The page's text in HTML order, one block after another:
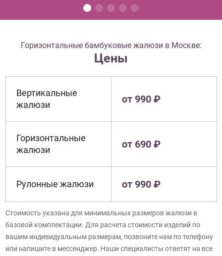
Горизонтальные бамбуковые жалюзи в Москве:
Цены
Вертикальные
жалюзи
от 990 ₽
Горизонтальные
жалюзи
от 690 ₽
Рулонные жалюзи от 990 ₽
Стоимость указана для минимальных размеров жалюзи в
базовой комплектации. Для расчета стоимости изделий по
вашим индивидуальным размерам, позвоните нам по телефону
или напишите в мессенджер. Наши специалисты ответят на все